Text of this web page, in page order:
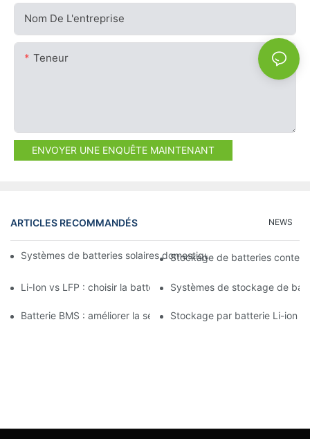
Nom De L'entreprise
Teneur
ENVOYER UNE ENQUÊTE MAINTENANT
ARTICLES RECOMMANDÉS NEWS
Systèmes de batteries solaires domestiques : intégration avec
Stockage de batteries
Li-Ion vs LFP : choisir la batterie adaptée à vos besoins
Systèmes de stockage de
Batterie BMS : améliorer la sécurité et les performances des
Stockage par batterie Li-ion :